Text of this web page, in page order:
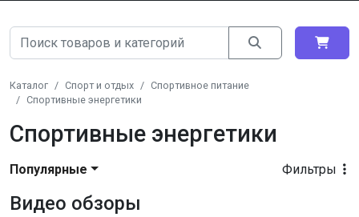
Каталог Спорт и отдых
Спортивное питание
Спортивные энергетики
Спортивные энергетики
Фильтры
Популярные
Видео обзоры